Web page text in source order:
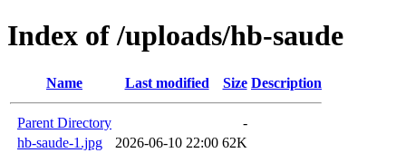
Index of /uploads/hb-saude
Name Last modified Size Description
Parent Directory
-
hb-saude-1.jpg
2026-06-10 22:00 62K